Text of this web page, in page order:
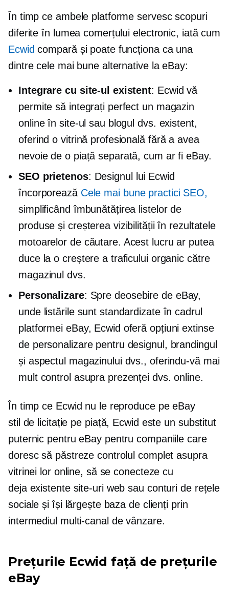
În timp ce ambele platforme servesc scopuri
diferite în lumea comerțului electronic, iată cum
Ecwid compară și poate funcționa ca una
dintre cele mai bune alternative la eBay:
Integrare cu site-ul existent: Ecwid vă
permite să integrați perfect un magazin
online în site-ul sau blogul dvs. existent,
oferind o vitrină profesională fără a avea
nevoie de o piață separată, cum ar fi eBay.
SEO prietenos: Designul lui Ecwid
încorporează Cele mai bune practici SEO,
simplificând îmbunătățirea listelor de
produse și creșterea vizibilității în rezultatele
motoarelor de căutare. Acest lucru ar putea
duce la o creștere a traficului organic către
magazinul dvs.
Personalizare: Spre deosebire de eBay,
unde listările sunt standardizate în cadrul
platformei eBay, Ecwid oferă opțiuni extinse
de personalizare pentru designul, brandingul
și aspectul magazinului dvs., oferindu-vă mai
mult control asupra prezenței dvs. online.
În timp ce Ecwid nu le reproduce pe eBay
stil de licitație pe piață, Ecwid este un substitut
puternic pentru eBay pentru companiile care
doresc să păstreze controlul complet asupra
vitrinei lor online, să se conecteze cu
deja existentesite-uri web sau conturi de rețele
sociale și își lărgește baza de clienți prin
intermediul multi-canal de vânzare.
Prețurile Ecwid față de prețurile
eBay